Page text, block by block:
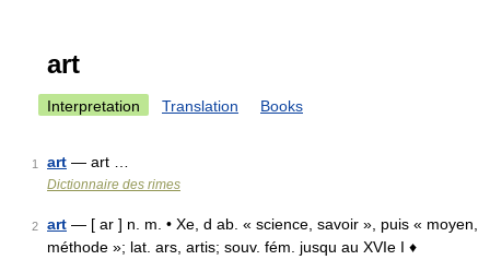
art
Interpretation Translation Books
1 art — art …
Dictionnaire des rimes
2 art — [ ar ] n. m. • Xe, d ab. « science, savoir », puis « moyen,
méthode »; lat. ars, artis; souv. fém. jusqu au XVIe I ♦